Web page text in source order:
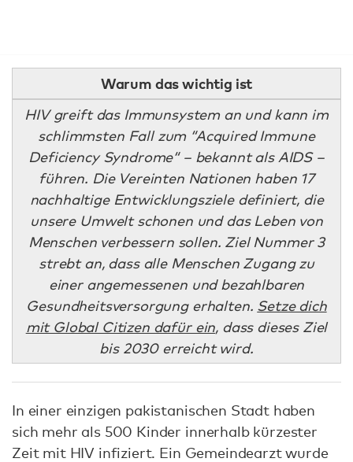
Warum das wichtig ist
HIV greift das Immunsystem an und kann im
schlimmsten Fall zum “Acquired Immune
Deficiency Syndrome“ – bekannt als AIDS –
führen. Die Vereinten Nationen haben 17
nachhaltige Entwicklungsziele definiert, die
unsere Umwelt schonen und das Leben von
Menschen verbessern sollen. Ziel Nummer 3
strebt an, dass alle Menschen Zugang zu
einer angemessenen und bezahlbaren
Gesundheitsversorgung erhalten. Setze dich
mit Global Citizen dafür ein, dass dieses Ziel
bis 2030 erreicht wird.
In einer einzigen pakistanischen Stadt haben
sich mehr als 500 Kinder innerhalb kürzester
Zeit mit HIV infiziert. Ein Gemeindearzt wurde